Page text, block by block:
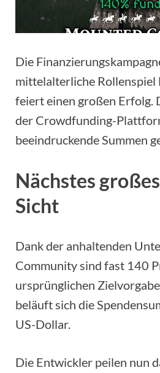
Die
mittelalterliche Rollenspiel
feiert einen großen Erfolg.
der Crowdfunding-
beeindruckende Summen
Nächstes
Sicht
Dank der anhaltenden
Community sind fast 140
ursprünglichen
beläuft sich die
US-Dollar.
Die Entwickler peilen nun